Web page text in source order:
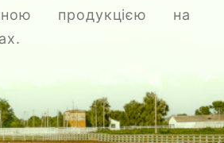
продукцією на